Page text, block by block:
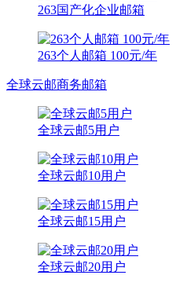
263国产化企业邮箱
263个人邮箱 100元/年
全球云邮商务邮箱
全球云邮5用户
全球云邮10用户
全球云邮15用户
全球云邮20用户